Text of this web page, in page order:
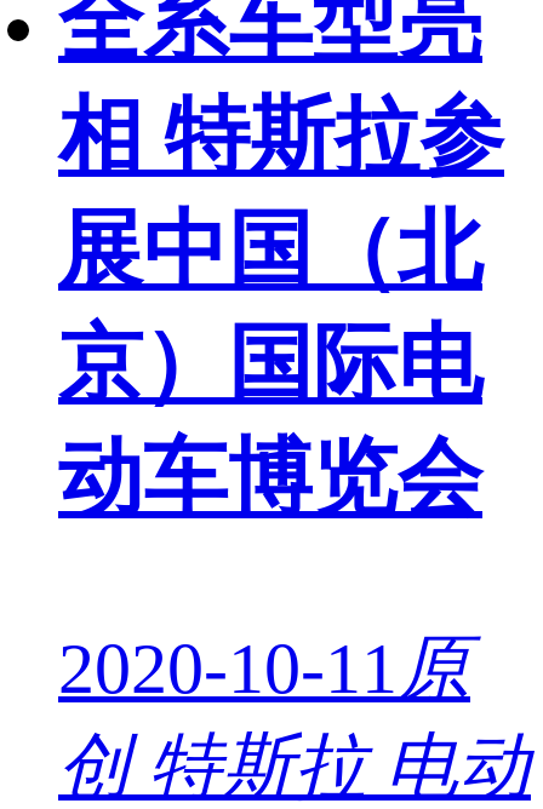
全系车型亮
相 特斯拉参
展中国（北
京）国际电
动车博览会
2020-10-11原
创 特斯拉 电动